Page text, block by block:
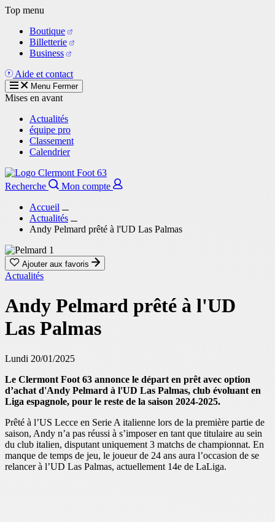
Aller
contenu
principal
Top menu
Boutique
Billetterie
Business
Aide et contact
Menu Fermer
Mises en avant
Actualités
équipe pro
Classement
Calendrier
Recherche
Mon compte
Accueil
Actualités
Andy Pelmard prêté à l'UD Las Palmas
Ajouter aux favoris
Actualités
Andy Pelmard prêté à l'UD
Las Palmas
Lundi 20/01/2025
Le Clermont Foot 63 annonce le départ en prêt avec option
d’achat d'Andy Pelmard à l'UD Las Palmas, club évoluant en
Liga espagnole, pour le reste de la saison 2024-2025.
Prêté à l’US Lecce en Serie A italienne lors de la première partie de
saison, Andy n’a pas réussi à s’imposer en tant que titulaire au sein
du club italien, disputant uniquement 3 matchs de championnat. En
manque de temps de jeu, le joueur de 24 ans aura l’occasion de se
relancer à l’UD Las Palmas, actuellement 14e de LaLiga.